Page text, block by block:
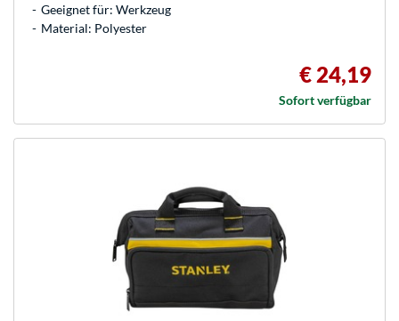
Geeignet für: Werkzeug
Material: Polyester
€ 24,19
Sofort verfügbar